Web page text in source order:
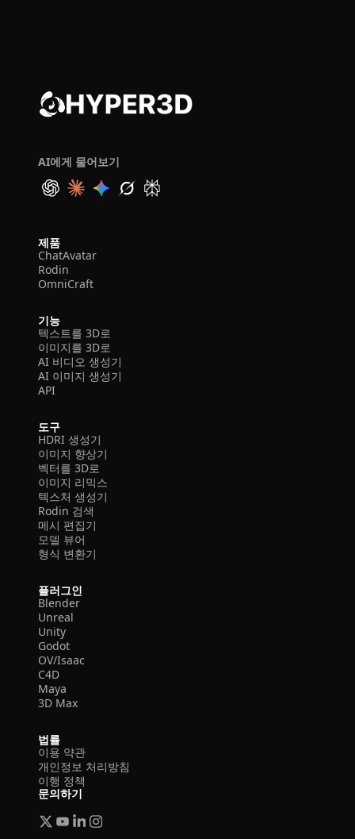
AI에게 물어보기
제품
ChatAvatar
Rodin
OmniCraft
기능
텍스트를 3D로
이미지를 3D로
AI 비디오 생성기
AI 이미지 생성기
API
도구
HDRI 생성기
이미지 향상기
벡터를 3D로
이미지 리믹스
텍스처 생성기
Rodin 검색
메시 편집기
모델 뷰어
형식 변환기
플러그인
Blender
Unreal
Unity
Godot
OV/Isaac
C4D
Maya
3D Max
법률
이용 약관
개인정보 처리방침
이행 정책
문의하기